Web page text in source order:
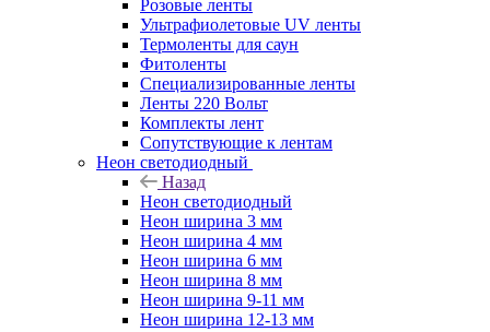
Розовые ленты
Ультрафиолетовые UV ленты
Термоленты для саун
Фитоленты
Специализированные ленты
Ленты 220 Вольт
Комплекты лент
Сопутствующие к лентам
Неон светодиодный
Назад
Неон светодиодный
Неон ширина 3 мм
Неон ширина 4 мм
Неон ширина 6 мм
Неон ширина 8 мм
Неон ширина 9-11 мм
Неон ширина 12-13 мм